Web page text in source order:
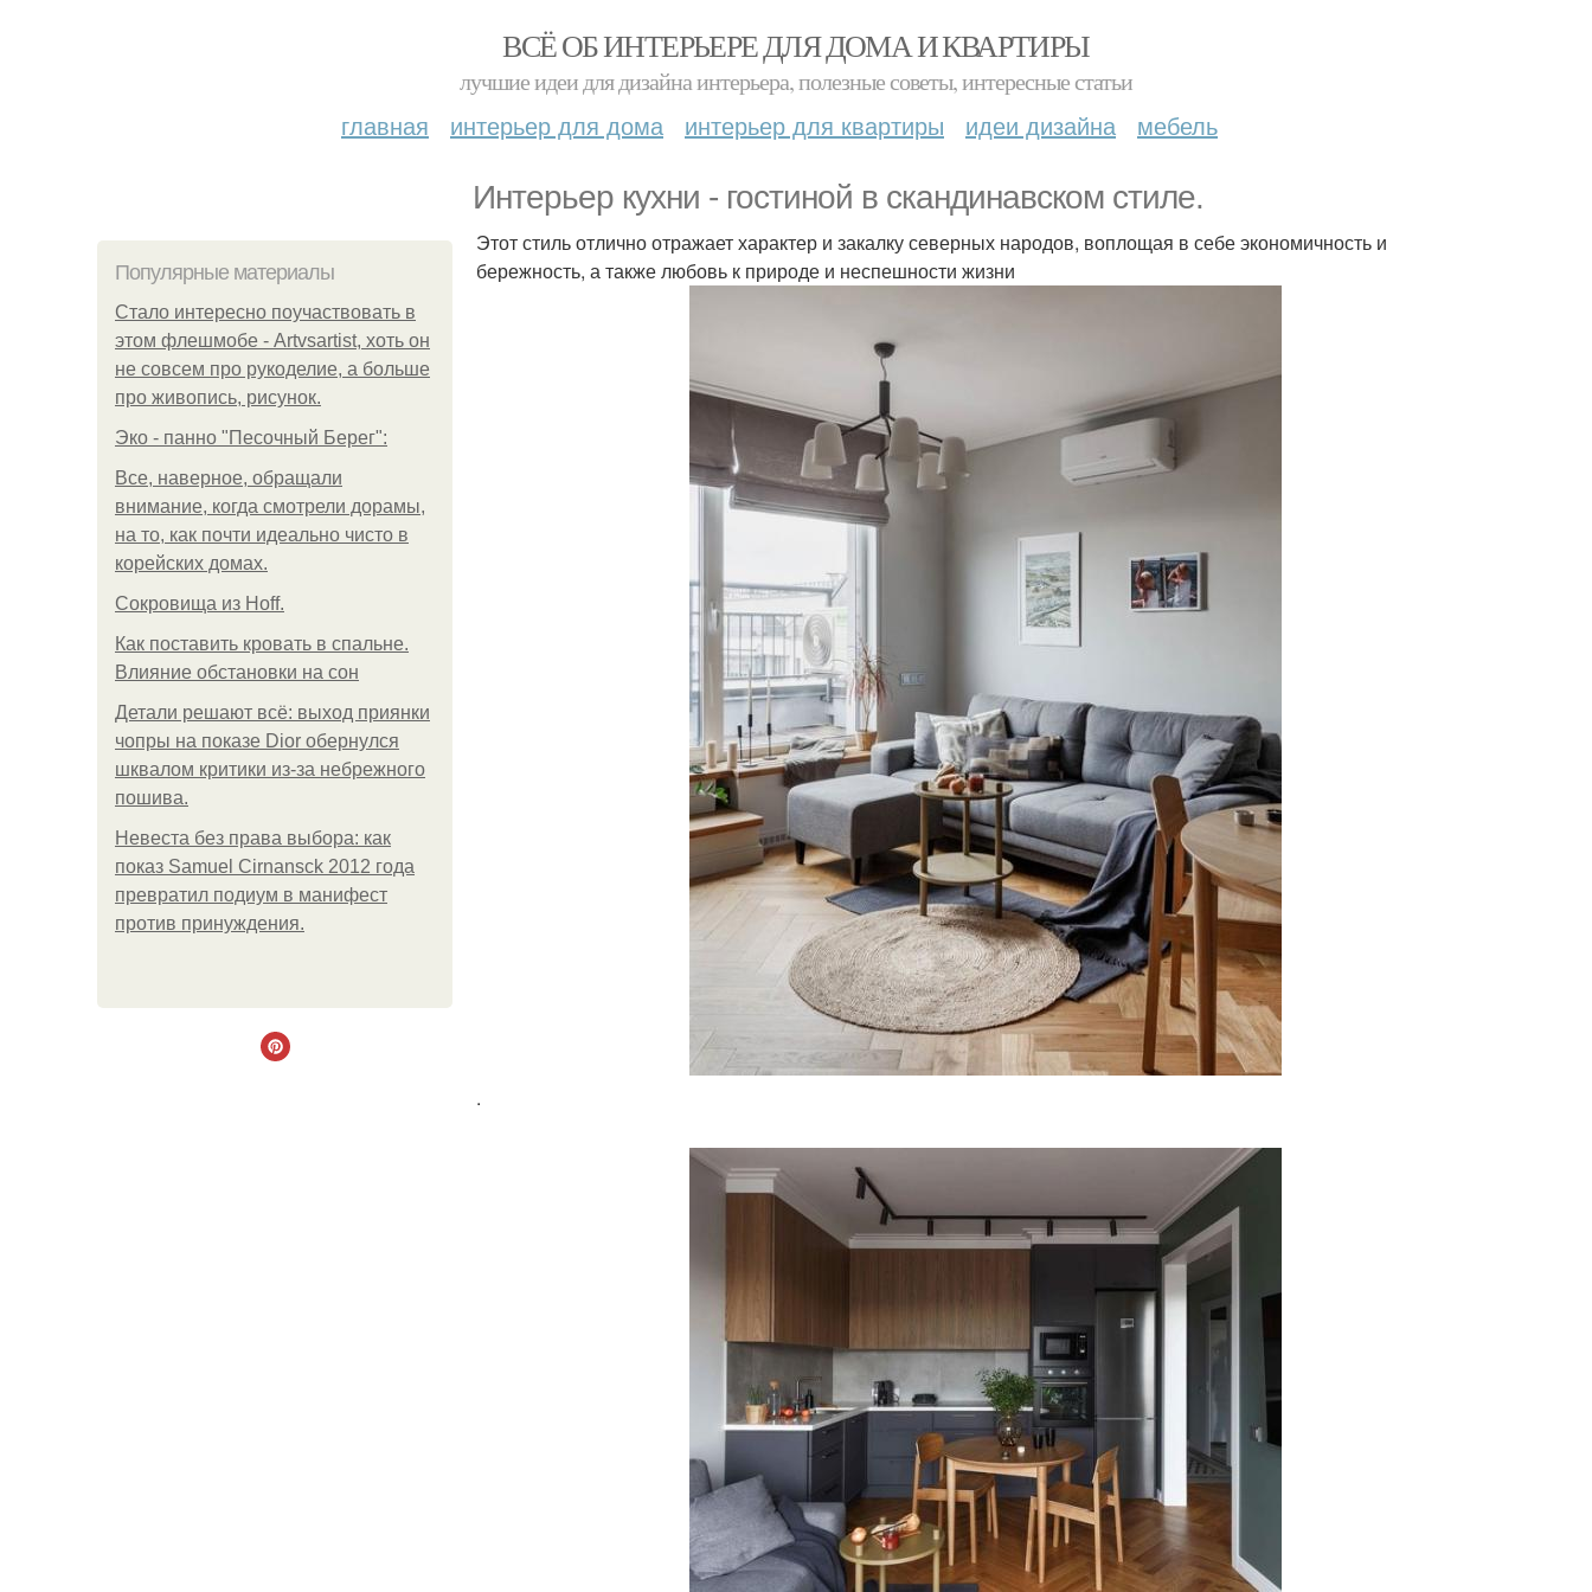
ВСЁ ОБ ИНТЕРЬЕРЕ ДЛЯ ДОМА И КВАРТИРЫ
лучшие идеи для дизайна интерьера, полезные советы, интересные статьи
главная интерьер для дома интерьер для квартиры идеи дизайна мебель
Интерьер кухни - гостиной в скандинавском стиле.
Популярные материалы
Стало интересно поучаствовать в
этом флешмобе - Artvsartist, хоть он
не совсем про рукоделие, а больше
про живопись, рисунок.
Эко - панно "Песочный Берег":
Все, наверное, обращали
внимание, когда смотрели дорамы,
на то, как почти идеально чисто в
корейских домах.
Сокровища из Hoff.
Как поставить кровать в спальне.
Влияние обстановки на сон
Детали решают всё: выход приянки
чопры на показе Dior обернулся
шквалом критики из-за небрежного
пошива.
Невеста без права выбора: как
показ Samuel Cirnansck 2012 года
превратил подиум в манифест
против принуждения.
Этот стиль отлично отражает характер и закалку северных народов, воплощая в себе экономичность и
бережность, а также любовь к природе и неспешности жизни
.